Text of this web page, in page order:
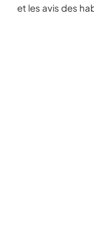
et les avis des